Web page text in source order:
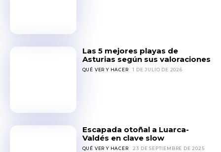
Las 5 mejores playas de
Asturias según sus valoraciones
QUÉ VER Y HACER 1 DE JULIO DE 2026
Escapada otoñal a Luarca-
Valdés en clave slow
QUÉ VER Y HACER 23 DE SEPTIEMBRE DE 2025